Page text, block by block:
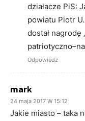
działacze PiS:
powiatu Piotr
dostał
Odpowiedz
mark
24 maja 2017 W 15:12
Jakie miasto – taka